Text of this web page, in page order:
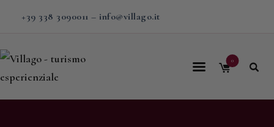
+39 338 3090011 – info@villago.it
0
Home